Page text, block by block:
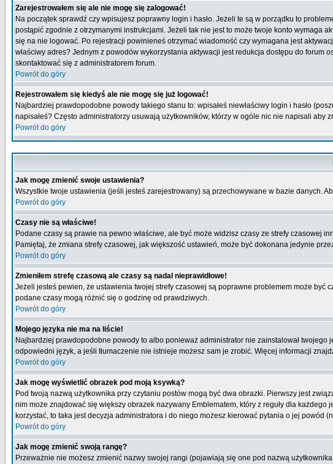
Zarejestrowałem się ale nie mogę się zalogować!
Na początek sprawdź czy wpisujesz poprawny login i hasło. Jeżeli te są w porządku to
postąpić zgodnie z otrzymanymi instrukcjami. Jeżeli tak nie jest to może twoje konto wymaga
się na nie logować. Po rejestracji powinieneś otrzymać wiadomość czy wymagana jest
właściwy adres? Jednym z powodów wykorzystania aktywacji jest redukcja dostępu do forum
skontaktować się z administratorem forum.
Powrót do góry
Rejestrowałem się kiedyś ale nie mogę się już logować!
Najbardziej prawdopodobne powody takiego stanu to: wpisałeś niewłaściwy login i hasło
napisałeś? Często administratorzy usuwają użytkowników, którzy w ogóle nic nie napisali
Powrót do góry
Jak mogę zmienić swoje ustawienia?
Wszystkie twoje ustawienia (jeśli jesteś zarejestrowany) są przechowywane w bazie danych.
Powrót do góry
Czasy nie są właściwe!
Podane czasy są prawie na pewno właściwe, ale być może widzisz czasy ze strefy
Pamiętaj, że zmiana strefy czasowej, jak większość ustawień, może być dokonana jedynie
Powrót do góry
Zmieniłem strefę czasową ale czasy są nadal nieprawidłowe!
Jeżeli jesteś pewien, że ustawienia twojej strefy czasowej są poprawne problemem może
podane czasy mogą różnić się o godzinę od prawdziwych.
Powrót do góry
Mojego języka nie ma na liście!
Najbardziej prawdopodobne powody to albo ponieważ administrator nie zainstalował
odpowiedni język, a jeśli tłumaczenie nie istnieje możesz sam je zrobić. Więcej informacji
Powrót do góry
Jak mogę wyświetlić obrazek pod moją ksywką?
Pod twoją nazwą użytkownika przy czytaniu postów mogą być dwa obrazki. Pierwszy jest
nim może znajdować się większy obrazek nazywany Emblematem, który z reguły dla
korzystać, to taka jest decyzja administratora i do niego możesz kierować pytania o jej powód
Powrót do góry
Jak mogę zmienić swoją rangę?
Przeważnie nie możesz zmienić nazwy swojej rangi (pojawiają się one pod nazwą